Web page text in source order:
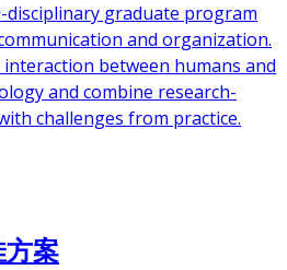
disciplinary graduate program
and organization.
between humans and
and combine research-
challenges from practice.
案